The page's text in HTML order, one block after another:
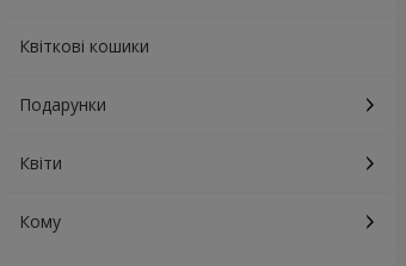
Квіткові кошики
Подарунки
Квіти
Кому